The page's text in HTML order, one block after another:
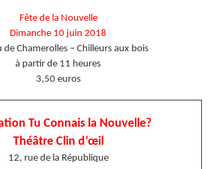
Fête de la Nouvelle
Dimanche 10 juin 2018
de Chamerolles – Chilleurs aux bois
à partir de 11 heures
3,50 euros
Tu Connais la Nouvelle?
Théâtre Clin d’œil
12, rue de la République